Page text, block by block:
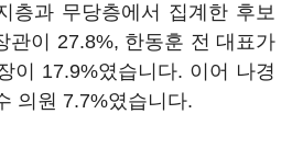
층과 무당층에서 집계한 후보
관이 27.8%, 한동훈 전 대표가
이 17.9%였습니다. 이어 나경
의원 7.7%였습니다.